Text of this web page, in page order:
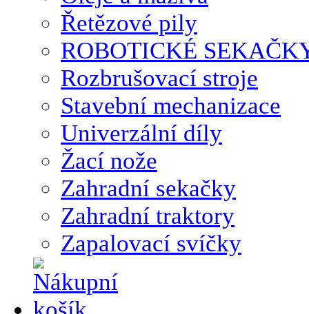
Řetězové pily
ROBOTICKÉ
Rozbrušovací stroje
Stavební mechanizace
Univerzální díly
Žací nože
Zahradní sekačky
Zahradní traktory
Zapalovací svíčky